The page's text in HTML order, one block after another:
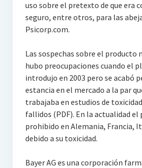
uso sobre el pretexto de que era
seguro, entre otros, para las
Psicorp.com.
Las sospechas sobre el producto
hubo preocupaciones cuando el
introdujo en 2003 pero se acabó
estancia en el mercado a la par
trabajaba en estudios de
fallidos (PDF). En la actualidad
prohibido en Alemania, Francia,
debido a su toxicidad.
Bayer AG es una corporación